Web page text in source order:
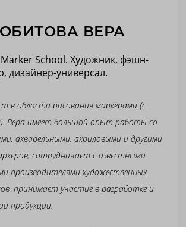
ВЕРА
School. Художник, фэшн-
дизайнер-универсал.
в области рисования маркерами (с
Вера имеет большой опыт работы со
акварельными, акриловыми и другими
сотрудничает с известными
производителями художественных
принимает участие в разработке и
продукции.